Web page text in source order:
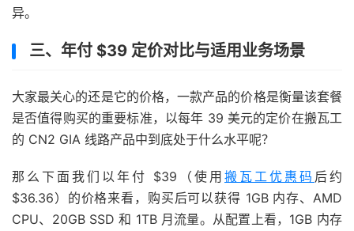
异。
三、年付 $39 定价对比与适用业务场景
大家最关心的还是它的价格，一款产品的价格是衡量该套餐
是否值得购买的重要标准，以每年 39 美元的定价在搬瓦工
的 CN2 GIA 线路产品中到底处于什么水平呢？
那么下面我们以年付 $39（使用 搬瓦工优惠码 后约
$36.36）的价格来看，购买后可以获得 1GB 内存、AMD
CPU、20GB SSD 和 1TB 月流量。从配置上看，1GB 内存